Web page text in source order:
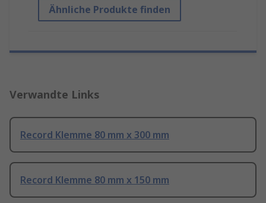
Ähnliche Produkte finden
Verwandte Links
Record Klemme 80 mm x 300 mm
Record Klemme 80 mm x 150 mm